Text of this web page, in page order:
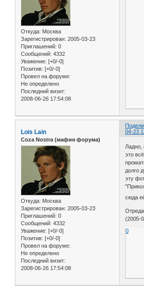
Откуда: Москва
Зарегистрирован: 2005-03-23
Приглашений: 0
Сообщений: 4332
Уважение: [+0/-0]
Позитив: [+0/-0]
Провел на форуме:
Не определено
Последний визит:
2008-06-26 17:54:08
04-23
Lois Lain
Coza Nostra (мафия форума)
Откуда: Москва
Зарегистрирован: 2005-03-23
Приглашений: 0
Сообщений: 4332
Уважение: [+0/-0]
Позитив: [+0/-0]
Провел на форуме:
Не определено
Последний визит:
2008-06-26 17:54:08
Ладно,
это
долго
эту
сюда
(2005-
0